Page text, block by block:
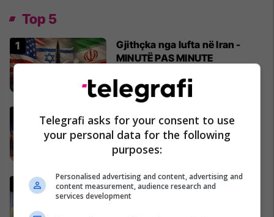
Top 5
Gjithçka nga lufta në Iran -
MINUTË PAS MINUTE
Çifti shqiptar siguron investim
prej 100 mijë euro në Gjermani
me produktin inovativ NYLAM
25/03/2026
Plava thotë se për vrasjen
kishte marrëveshje me
Telegrafi asks for your consent to use
your personal data for the following
purposes:
Personalised advertising and content, advertising and
content measurement, audience research and
services development